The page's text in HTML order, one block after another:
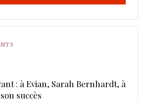
: à Evian, Sarah Bernhardt, à
succès